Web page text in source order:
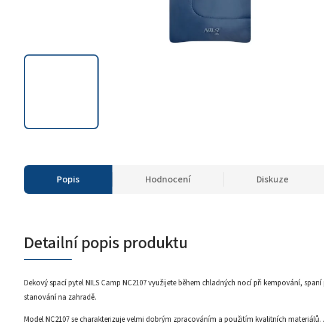
Popis Hodnocení Diskuze
Detailní popis produktu
Dekový spací pytel NILS Camp NC2107 využijete během chladných nocí při kempování,
stanování na zahradě.
Model NC2107 se charakterizuje velmi dobrým zpracováním a použitím kvalitních